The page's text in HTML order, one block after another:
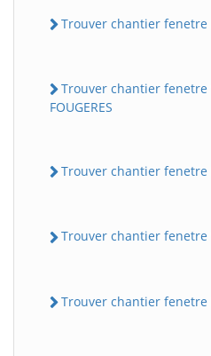
Trouver chantier fenetre
Trouver chantier fenetre
FOUGERES
Trouver chantier fenetre
Trouver chantier fenetre
Trouver chantier fenetre